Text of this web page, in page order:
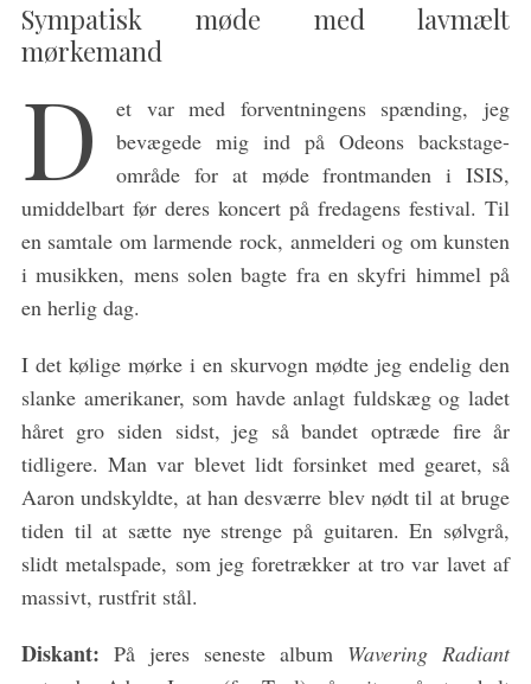
Sympatisk møde med lavmælt
mørkemand
D
et var med forventningens spænding, jeg
bevægede mig ind på Odeons backstage-
område for at møde frontmanden i ISIS,
umiddelbart før deres koncert på fredagens festival. Til
en samtale om larmende rock, anmelderi og om kunsten
i musikken, mens solen bagte fra en skyfri himmel på
en herlig dag.
I det kølige mørke i en skurvogn mødte jeg endelig den
slanke amerikaner, som havde anlagt fuldskæg og ladet
håret gro siden sidst, jeg så bandet optræde fire år
tidligere. Man var blevet lidt forsinket med gearet, så
Aaron undskyldte, at han desværre blev nødt til at bruge
tiden til at sætte nye strenge på guitaren. En sølvgrå,
slidt metalspade, som jeg foretrækker at tro var lavet af
massivt, rustfrit stål.
Diskant: På jeres seneste album Wavering Radiant